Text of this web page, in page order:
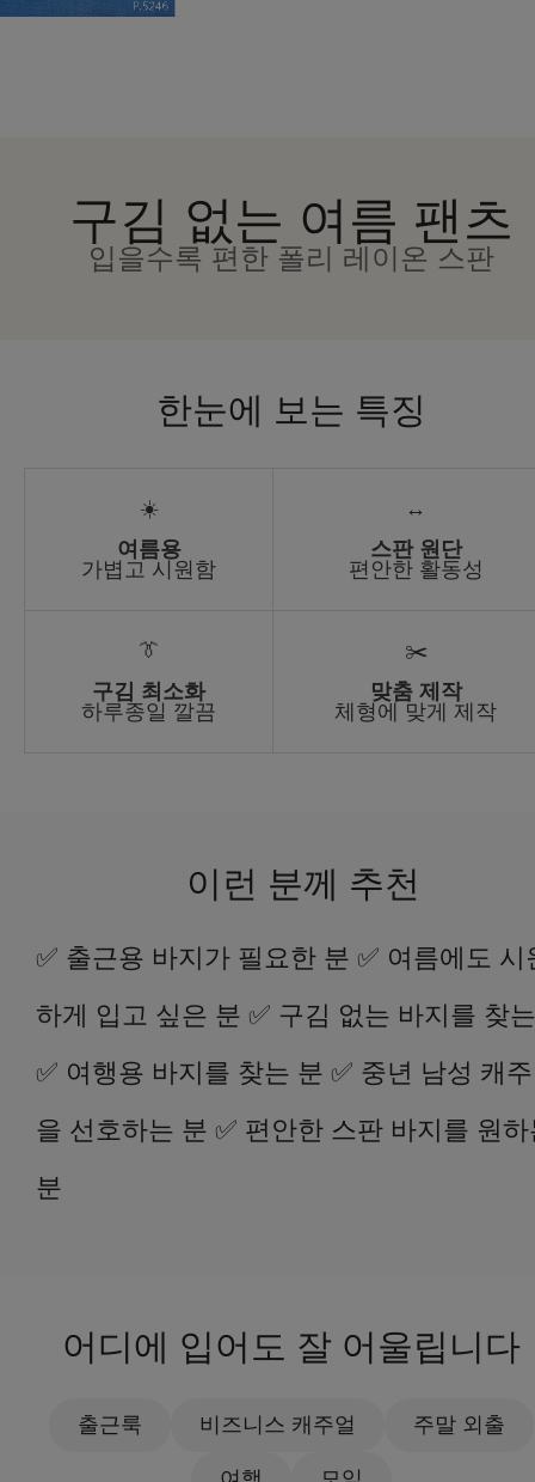
구김 없는 여름 팬츠
입을수록 편한 폴리 레이온 스판
한눈에 보는 특징
☀️
여름용
가볍고 시원함
↔️
스판 원단
편안한 활동성
👔
구김 최소화
하루종일 깔끔
✂️
맞춤 제작
체형에 맞게 제작
이런 분께 추천
✅ 출근용 바지가 필요한 분 ✅ 여름에도 시
하게 입고 싶은 분 ✅ 구김 없는 바지를 찾
✅ 여행용 바지를 찾는 분 ✅ 중년 남성 캐
을 선호하는 분 ✅ 편안한 스판 바지를 원하
분
어디에 입어도 잘 어울립니다
출근룩 비즈니스 캐주얼 주말 외출